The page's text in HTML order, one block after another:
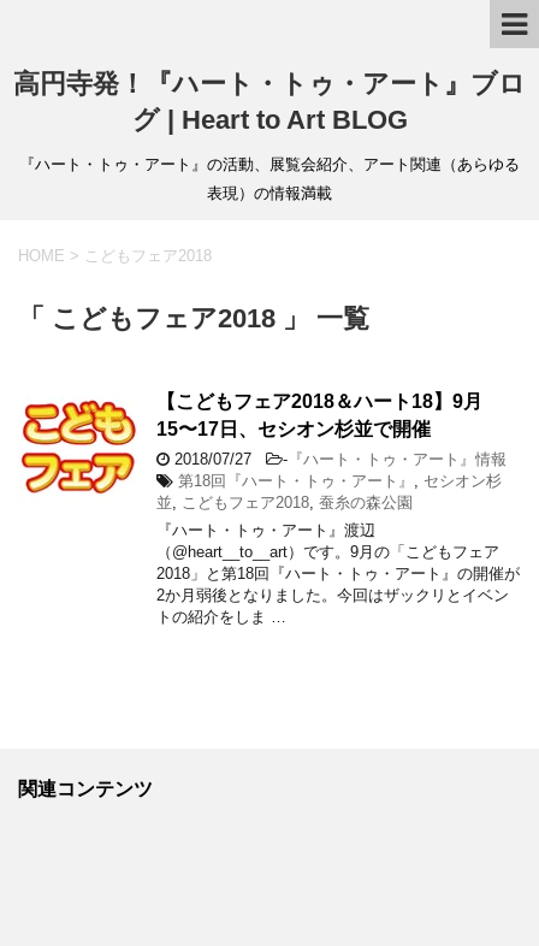
高円寺発！『ハート・トゥ・アート』ブロ
グ | Heart to Art BLOG
『ハート・トゥ・アート』の活動、展覧会紹介、アート関連（あらゆる
表現）の情報満載
HOME > こどもフェア2018
「 こどもフェア2018 」 一覧
【こどもフェア2018＆ハート18】9月
15〜17日、セシオン杉並で開催
2018/07/27 - 『ハート・トゥ・アート』情報
第18回『ハート・トゥ・アート』
セシオン杉
並
こどもフェア2018 蚕糸の森公園
『ハート・トゥ・アート』渡辺
（@heart__to__art）です。9月の「こどもフェア
2018」と第18回『ハート・トゥ・アート』の開催が
2か月弱後となりました。今回はザックリとイベン
トの紹介をしま …
関連コンテンツ